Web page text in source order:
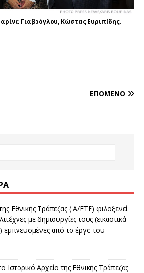
Γιαβρόγλου, Κώστας Ευριπίδης.
ΕΠΌΜΕΝΟ
Εθνικής Τράπεζας (ΙΑ/ΕΤΕ) φιλοξενεί
με δημιουργίες τους (εικαστικά
εμπνευσμένες από το έργο του
Αρχείο της Εθνικής Τράπεζας